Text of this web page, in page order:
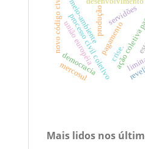
ação
p
r
o
c
e
s
s
o
c
i
v
i
l
c
o
l
e
t
i
v
o
pagamento
crise.
produção
democracia
servidões
novo código civilmeio-ambiente
união européia
mercosul
Mais lidos nos